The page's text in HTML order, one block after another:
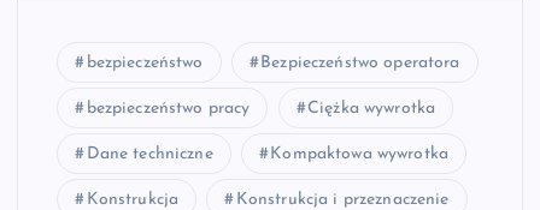
bezpieczeństwo Bezpieczeństwo operatora
bezpieczeństwo pracy Ciężka wywrotka
Dane techniczne Kompaktowa wywrotka
Konstrukcja Konstrukcja i przeznaczenie